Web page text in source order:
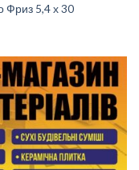
Фриз 5,4 х 30